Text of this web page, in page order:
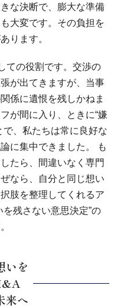
な決断で、膨大な準備
大変です。その負担を
ります。
ての役割です。交渉の
が出てきますが、当事
係に遺恨を残しかねま
が間に入り、ときに“嫌
で、私たちは常に良好な
に集中できました。 も
たら、間違いなく専門
なら、自分と同じ想い
肢を整理してくれるア
を残さない意思決定”の
いを
来へ